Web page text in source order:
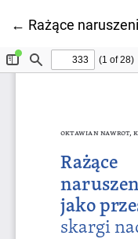
← Wróć do
Rażące